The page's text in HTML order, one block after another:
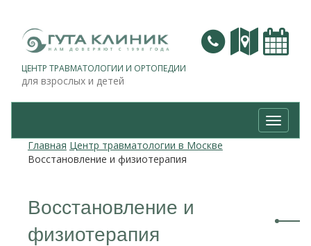
ЦЕНТР ТРАВМАТОЛОГИИ И ОРТОПЕДИИ
для взрослых и детей
Главная Центр травматологии в Москве
Восстановление и физиотерапия
Восстановление и
физиотерапия